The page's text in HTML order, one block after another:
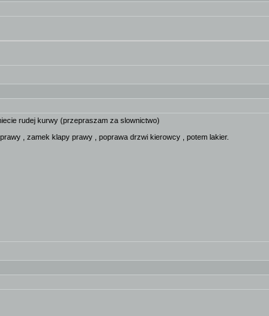
rudej kurwy (przepraszam za slownictwo)
, zamek klapy prawy , poprawa drzwi kierowcy , potem lakier.